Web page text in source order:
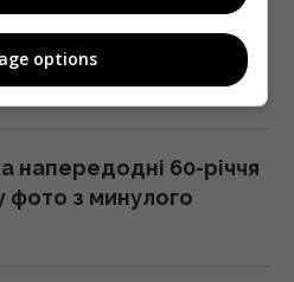
шляхів для
війни в Україні
напередодні 60-річчя
фото з минулого
options